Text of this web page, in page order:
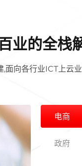
业的全栈
,面向各行业ICT上云
电商
政府